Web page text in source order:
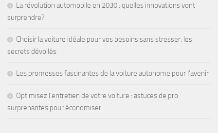
La révolution automobile en 2030 : quelles innovations vont
surprendre?
Choisir la voiture idéale pour vos besoins sans stresser: les
secrets dévoilés
Les promesses fascinantes de la voiture autonome pour l’avenir
Optimisez l’entretien de votre voiture : astuces de pro
surprenantes pour économiser